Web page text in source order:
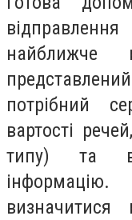
найближче
потрібний
вартості
типу) та